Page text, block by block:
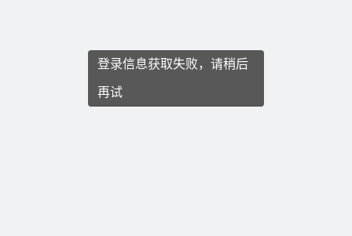
登录信息获取失败，请稍后
再试